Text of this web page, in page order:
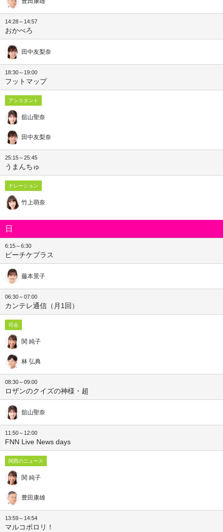
14:28～14:57
おかべろ
田中友梨奈
18:30～19:00
フットマップ
アシスタント
舘山聖奈
田中友梨奈
25:15～25:45
うまんちゅ
ナレーション
竹上萌奈
日
6:15～6:30
ピーチケプラス
藤本景子
06:30～07:00
カンテレ通信（月1回）
司会
関 純子
林 弘典
08:30～09:00
ロザンのクイズの神様・超
舘山聖奈
11:50～12:00
FNN Live News days
関西のニュース
関 純子
豊田康雄
13:59～14:54
マルコポロリ！